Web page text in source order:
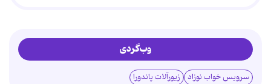
وب‌گردی
سرویس خواب نوزاد زیورآلات پاندورا